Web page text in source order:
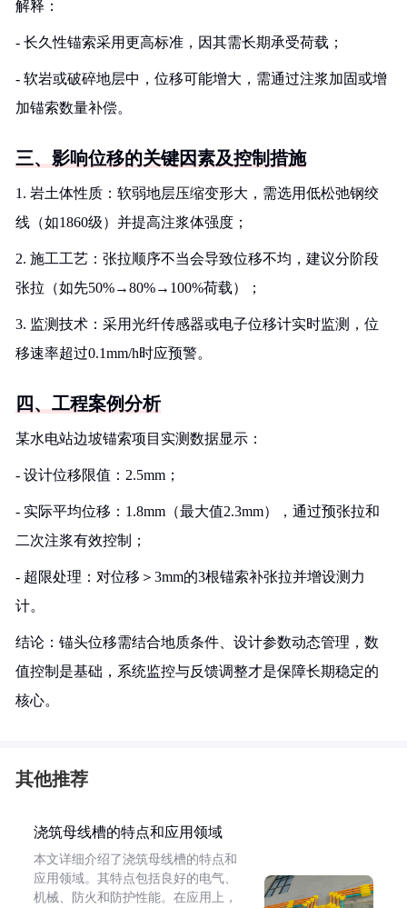
解释：
- 长久性锚索采用更高标准，因其需长期承受荷载；
- 软岩或破碎地层中，位移可能增大，需通过注浆加固或增
加锚索数量补偿。
三、影响位移的关键因素及控制措施
1. 岩土体性质：软弱地层压缩变形大，需选用低松弛钢绞
线（如1860级）并提高注浆体强度；
2. 施工工艺：张拉顺序不当会导致位移不均，建议分阶段
张拉（如先50%→80%→100%荷载）；
3. 监测技术：采用光纤传感器或电子位移计实时监测，位
移速率超过0.1mm/h时应预警。
四、工程案例分析
某水电站边坡锚索项目实测数据显示：
- 设计位移限值：2.5mm；
- 实际平均位移：1.8mm（最大值2.3mm），通过预张拉和
二次注浆有效控制；
- 超限处理：对位移＞3mm的3根锚索补张拉并增设测力
计。
结论：锚头位移需结合地质条件、设计参数动态管理，数
值控制是基础，系统监控与反馈调整才是保障长期稳定的
核心。
其他推荐
浇筑母线槽的特点和应用领域
本文详细介绍了浇筑母线槽的特点和
应用领域。其特点包括良好的电气、
机械、防火和防护性能。在应用上，